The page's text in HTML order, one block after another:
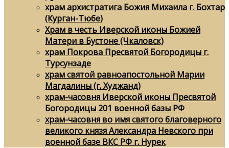
храм архистратига Божия Михаила г. Бохтар
(Курган-Тюбе)
Храм в честь Иверской иконы Божией
Матери в Бустоне (Чкаловск)
храм Покрова Пресвятой Богородицы г.
Турсунзаде
храм святой равноапостольной Марии
Магдалины (г. Худжанд)
храм-часовня Иверской иконы Пресвятой
Богородицы 201 военной базы РФ
храм-часовня во имя святого благоверного
великого князя Александра Невского при
военной базе ВКС РФ г. Нурек